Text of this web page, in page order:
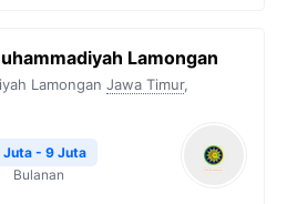
Lamongan
Lamongan Jawa Timur,
Juta - 9 Juta
Bulanan